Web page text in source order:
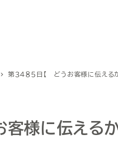
第３４８５日【 どうお客様に伝える
客様に伝える